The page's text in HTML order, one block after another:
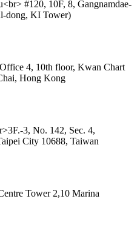
#120, 10F, 8, Gangnamdae-
dong, KI Tower)
4, 10th floor, Kwan Chart
Hong Kong
3, No. 142, Sec. 4,
City 10688, Taiwan
Tower 2,10 Marina